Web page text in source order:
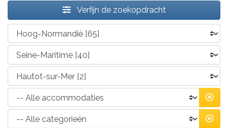
Verfijn de zoekopdracht